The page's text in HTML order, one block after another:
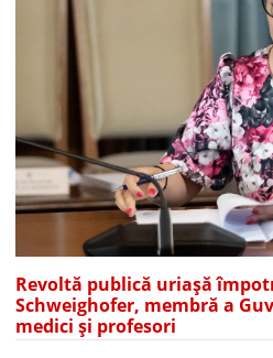
Revoltă publică uriașă
Schweighofer, membră a
medici și profesori